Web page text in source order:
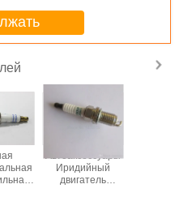
изоляция
Автоаксессуары
Иридийный
двигатель